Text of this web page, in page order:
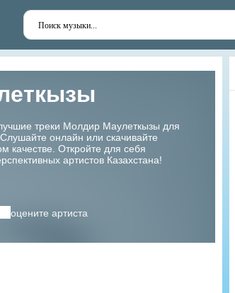
треки Молдир Маулеткызы для
онлайн или скачивайте
качестве. Откройте для себя
артистов Казахстана!
оцените артиста